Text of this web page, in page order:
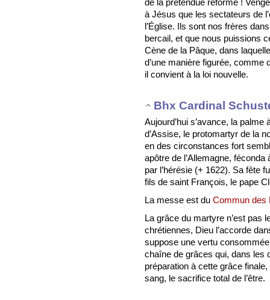
de la prétendue réforme !
à Jésus que les sectateurs de
l’Église. Ils sont nos frères
bercail, et que nous puissions
Cène de la Pâque, dans
d’une manière figurée,
il convient à la loi nouvelle.
Bhx Cardinal
Aujourd’hui s’avance, la
d’Assise, le protomartyr de la
en des circonstances fort
apôtre de l’Allemagne,
par l’hérésie (+ 1622). Sa fête
fils de saint François, le pape
La messe est du Commun des
La grâce du martyre n’est pas
chrétiennes, Dieu l’accorde
suppose une vertu
chaîne de grâces qui, dans les
préparation à cette grâce
sang, le sacrifice total de l’être.